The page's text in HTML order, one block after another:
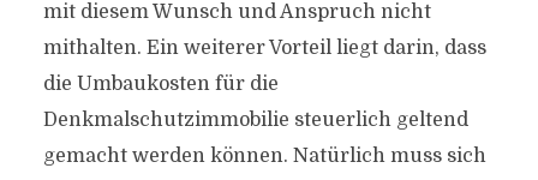
mit diesem Wunsch und Anspruch nicht
mithalten. Ein weiterer Vorteil liegt darin, dass
die Umbaukosten für die
Denkmalschutzimmobilie steuerlich geltend
gemacht werden können. Natürlich muss sich